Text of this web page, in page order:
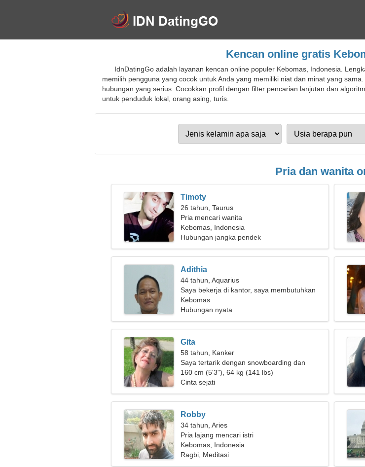
Kencan online gratis
IdnDatingGo adalah layanan kencan online populer Kebomas, Indonesia.
memilih pengguna yang cocok untuk Anda yang memiliki niat dan minat yang
hubungan yang serius. Cocokkan profil dengan filter pencarian lanjutan dan
untuk penduduk lokal, orang asing, turis.
Pria dan wanita
Timoty
26 tahun, Taurus
Pria mencari wanita
Kebomas, Indonesia
Hubungan jangka pendek
Adithia
44 tahun, Aquarius
Saya bekerja di kantor, saya membutuhkan
seorang wanita yang fantastis
Kebomas
Hubungan nyata
Gita
58 tahun, Kanker
Saya tertarik dengan snowboarding dan
sejarah
160 cm (5'3"), 64 kg (141 lbs)
Cinta sejati
Robby
34 tahun, Aries
Pria lajang mencari istri
Kebomas, Indonesia
Ragbi, Meditasi